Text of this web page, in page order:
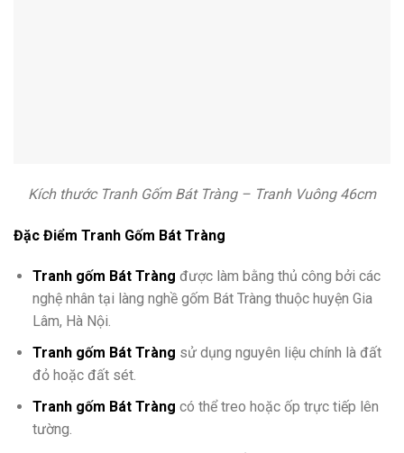
Kích thước Tranh Gốm Bát Tràng – Tranh Vuông 46cm
Đặc Điểm Tranh Gốm Bát Tràng
Tranh gốm Bát Tràng được làm bằng thủ công bởi các
nghệ nhân tại làng nghề gốm Bát Tràng thuộc huyện Gia
Lâm, Hà Nội.
Tranh gốm Bát Tràng sử dụng nguyên liệu chính là đất
đỏ hoặc đất sét.
Tranh gốm Bát Tràng có thể treo hoặc ốp trực tiếp lên
tường.